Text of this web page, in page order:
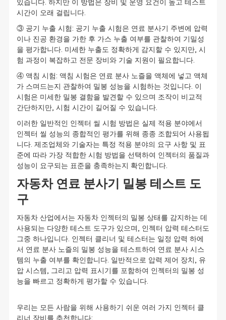
있습니다. 하지만 이 방법은 장비 및 운영 요건이 높고 테스트
시간이 오래 걸립니다.
③ 공기 누출 시험: 공기 누출 시험은 연료 분사기 주변에 압력
이나 진공 환경을 가한 후 가스 누출 여부를 관찰하여 기밀성
을 평가합니다. 미세한 누출도 정확하게 감지할 수 있지만, 시
험 과정이 복잡하고 전문 장비와 기술 지원이 필요합니다.
④ 액침 시험: 액침 시험은 연료 분사 노즐을 액체에 넣고 액체
가 스며드는지 관찰하여 밀봉 성능을 시험하는 것입니다. 이
시험은 미세한 밀봉 결함을 발견할 수 있으며 조작이 비교적
간단하지만, 시험 시간이 길어질 수 있습니다.
이러한 일반적인 인젝터 씰 시험 방법은 실제 적용 분야에서
인젝터 씰 성능의 종합적인 평가를 위해 종종 조합되어 사용됩
니다. 제조업체와 기술자는 특정 적용 분야의 요구 사항 및 표
준에 따라 가장 적합한 시험 방법을 선택하여 인젝터의 품질과
성능이 요구되는 표준을 충족하는지 확인합니다.
자동차 연료 분사기 밀봉 테스트 도
구
자동차 산업에서는 자동차 인젝터의 밀봉 상태를 감지하는 데
사용되는 다양한 테스트 도구가 있으며, 인젝터 압력 테스터도
그중 하나입니다. 인젝터 클리너 및 테스터는 일정 압력 하에
서 연료 분사 노즐의 밀봉 성능을 테스트하여 연료 분사 시스
템의 누출 여부를 확인합니다. 일반적으로 압력 제어 장치, 유
압 시스템, 그리고 압력 표시기를 포함하여 인젝터의 밀봉 성
능을 빠르고 정확하게 평가할 수 있습니다.
우리는 모든 사람을 위해 사용하기 쉬운 여러 가지 인젝터 클
리너 장비를 추천합니다: